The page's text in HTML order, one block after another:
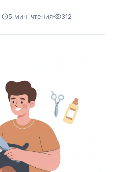
· 5 мин. чтения· 312